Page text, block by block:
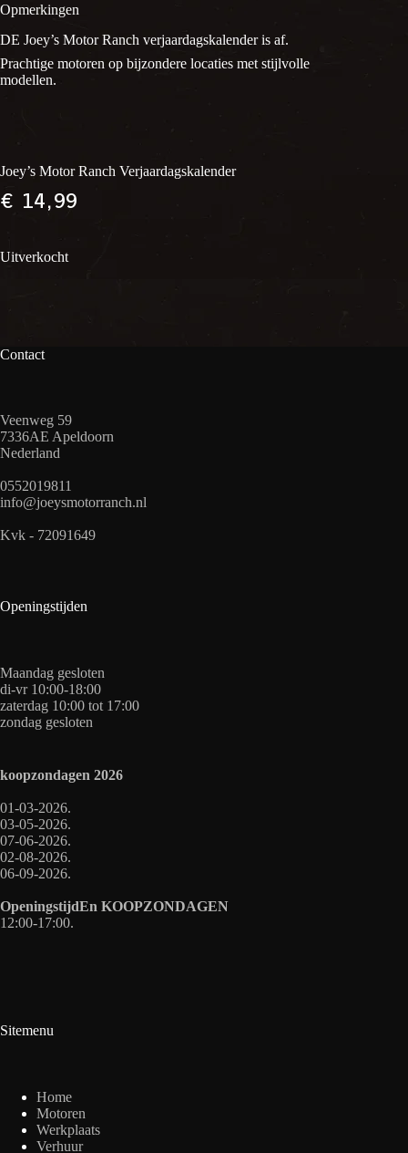
Opmerkingen
DE Joey’s Motor Ranch verjaardagskalender is af.
Prachtige motoren op bijzondere locaties met stijlvolle
modellen.
Joey’s Motor Ranch Verjaardagskalender
€14,99
Uitverkocht
Contact
Veenweg 59
7336AE Apeldoorn
Nederland
0552019811
info@joeysmotorranch.nl
Kvk - 72091649
Openingstijden
Maandag gesloten
di-vr 10:00-18:00
zaterdag 10:00 tot 17:00
zondag gesloten
koopzondagen 2026
01-03-2026.
03-05-2026.
07-06-2026.
02-08-2026.
06-09-2026.
OpeningstijdEn KOOPZONDAGEN
12:00-17:00.
Sitemenu
Home
Motoren
Werkplaats
Verhuur